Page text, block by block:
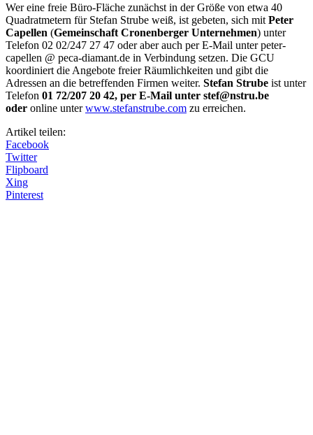
Wer eine freie Büro-Fläche zunächst in der Größe von etwa 40
Quadratmetern für Stefan Strube weiß, ist gebeten, sich mit Peter
Capellen (Gemeinschaft Cronenberger Unternehmen) unter
Telefon 02 02/247 27 47 oder aber auch per E-Mail unter peter-
capellen @ peca-diamant.de in Verbindung setzen. Die GCU
koordiniert die Angebote freier Räumlichkeiten und gibt die
Adressen an die betreffenden Firmen weiter. Stefan Strube ist unter
Telefon 01 72/207 20 42, per E-Mail unter stef@nstru.be
oder online unterwww.stefanstrube.com zu erreichen.
Artikel teilen:
Facebook
Twitter
Flipboard
Xing
Pinterest